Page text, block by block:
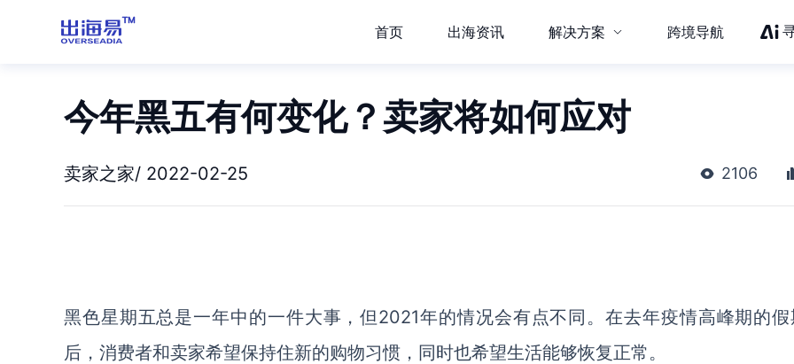
首页 出海资讯 解决方案 跨境导航
今年黑五有何变化？卖家将如何应对
卖家之家/ 2022-02-25 2106
黑色星期五总是一年中的一件大事，但2021年的情况会有点不同。在去年疫情高峰期的
后，消费者和卖家希望保持住新的购物习惯，同时也希望生活能够恢复正常。